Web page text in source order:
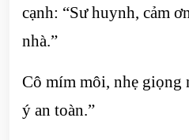
cạnh: “Sư huynh, cảm
nhà.”
Cô mím môi, nhẹ giọng
ý an toàn.”